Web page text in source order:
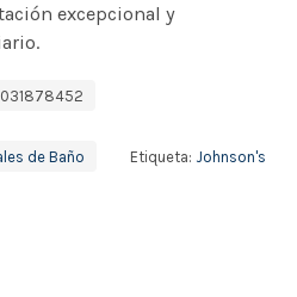
excepcional y
de Baño Etiqueta: Johnson's